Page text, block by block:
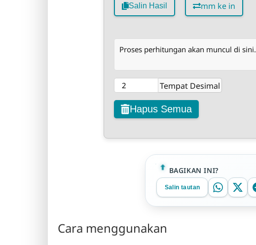
Salin Hasil mm ke in
Proses perhitungan akan muncul di sini.
Tempat Desimal
Hapus Semua
BAGIKAN INI?
Salin tautan
Cara menggunakan